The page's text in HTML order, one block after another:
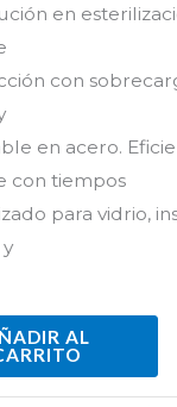
en
con
en acero.
con tiempos
para vidrio,
AL